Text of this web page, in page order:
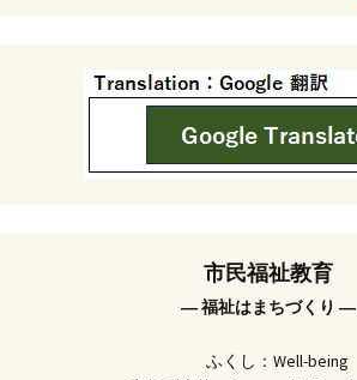
市民福祉教育
― 福祉はまちづくり ―
ふくし：Well-being